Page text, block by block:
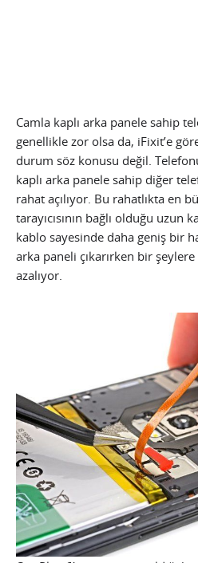
Camla kaplı arka panele sahip
genellikle zor olsa da, iFixit’e
durum söz konusu değil.
kaplı arka panele sahip diğer
rahat açılıyor. Bu rahatlıkta en
tarayıcısının bağlı olduğu uzun
kablo sayesinde daha geniş bir
arka paneli çıkarırken bir
azalıyor.